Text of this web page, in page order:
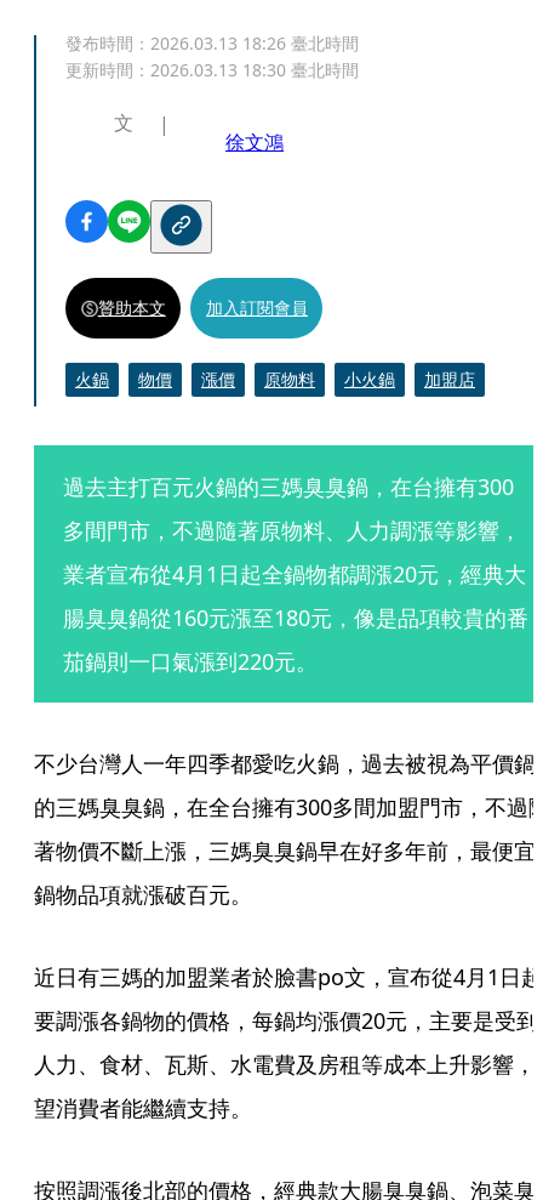
發布時間： 2026.03.13 18:26 臺北時間
更新時間： 2026.03.13 18:30 臺北時間
文
徐文鴻
贊助本文 加入訂閱會員
火鍋 物價 漲價 原物料 小火鍋 加盟店
過去主打百元火鍋的三媽臭臭鍋，在台擁有300
多間門市，不過隨著原物料、人力調漲等影響，
業者宣布從4月1日起全鍋物都調漲20元，經典大
腸臭臭鍋從160元漲至180元，像是品項較貴的番
茄鍋則一口氣漲到220元。
不少台灣人一年四季都愛吃火鍋，過去被視為平價鍋
的三媽臭臭鍋，在全台擁有300多間加盟門市，不過
著物價不斷上漲，三媽臭臭鍋早在好多年前，最便宜
鍋物品項就漲破百元。
近日有三媽的加盟業者於臉書po文，宣布從4月1日起
要調漲各鍋物的價格，每鍋均漲價20元，主要是受到
人力、食材、瓦斯、水電費及房租等成本上升影響，
望消費者能繼續支持。
按照調漲後北部的價格，經典款大腸臭臭鍋、泡菜臭